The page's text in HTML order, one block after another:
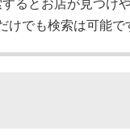
るとお店が見つけ
けでも検索は可能で